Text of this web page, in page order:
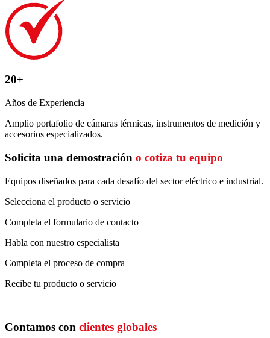
20+
Años de Experiencia
Amplio portafolio de cámaras térmicas, instrumentos de medición y
accesorios especializados.
Solicita una demostración o cotiza tu equipo
Equipos diseñados para cada desafío del sector eléctrico e industrial.
Selecciona el producto o servicio
Completa el formulario de contacto
Habla con nuestro especialista
Completa el proceso de compra
Recibe tu producto o servicio
Contamos con clientes globales